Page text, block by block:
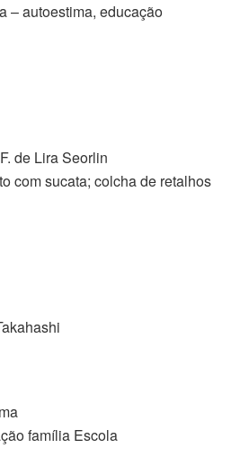
– autoestima, educação
de Lira Seorlin
com sucata; colcha de retalhos
família Escola